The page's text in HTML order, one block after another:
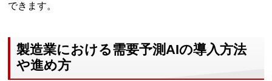
できます。
製造業における需要予測AIの導入方法
や進め方